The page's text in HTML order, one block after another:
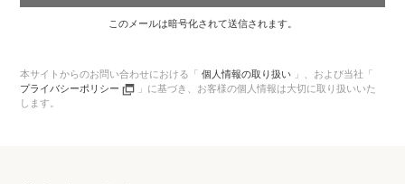
このメールは暗号化されて送信されます。
本サイトからのお問い合わせにおける「個人情報の取り扱い 」、 および当社「
プライバシーポリシー
」に基づき、 お客様の個人情報は大切に取り扱いいた
します。